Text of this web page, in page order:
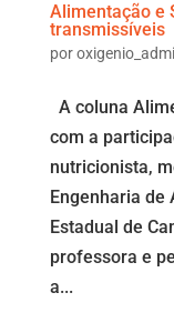
Alimentação e
transmissíveis
por
A coluna
com a
nutricionista,
Engenharia de
Estadual de
professora e
a...